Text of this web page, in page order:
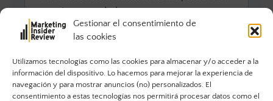
Gestionar el consentimiento de
las cookies
Utilizamos tecnologías como las cookies para almacenar y/o acceder a la
información del dispositivo. Lo hacemos para mejorar la experiencia de
navegación y para mostrar anuncios (no) personalizados. El
consentimiento a estas tecnologías nos permitirá procesar datos como el